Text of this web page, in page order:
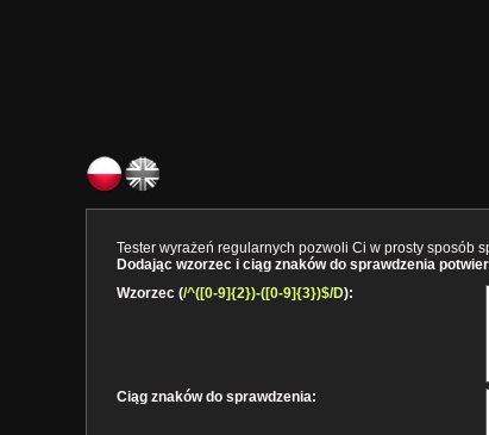
Tester wyrażeń regularnych pozwoli Ci w prosty sposób
Dodając wzorzec i ciąg znaków do sprawdzenia
Wzorzec (/^([0-9]{2})-([0-9]{3})$/D):
Ciąg znaków do sprawdzenia: